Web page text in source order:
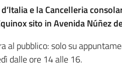
d’Italia e la Cancelleria
sito in Avenida Núñez
al pubblico: solo su
dalle ore 14 alle 16.